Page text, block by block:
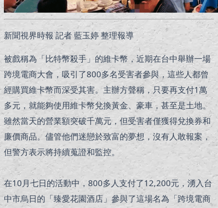
新聞視界時報 記者 藍玉婷 整理報導
被戲稱為「比特幣殺手」的維卡幣，近期在台中舉辦一場
跨境電商大會，吸引了800多名受害者參與，這些人都曾
經購買維卡幣而深受其害。主辦方聲稱，只要再支付1萬
多元，就能夠使用維卡幣兌換黃金、豪車，甚至是土地。
雖然當天的營業額突破千萬元，但受害者僅獲得兌換券和
廉價商品。儘管他們迷戀於致富的夢想，沒有人敢報案，
但警方表示將持續蒐證和監控。
在10月七日的活動中，800多人支付了12,200元，湧入台
中市烏日的「臻愛花園酒店」參與了這場名為「跨境電商